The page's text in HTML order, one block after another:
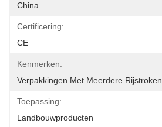
China
Certificering:
CE
Kenmerken:
Verpakkingen Met Meerdere Rijstroken
Toepassing:
Landbouwproducten